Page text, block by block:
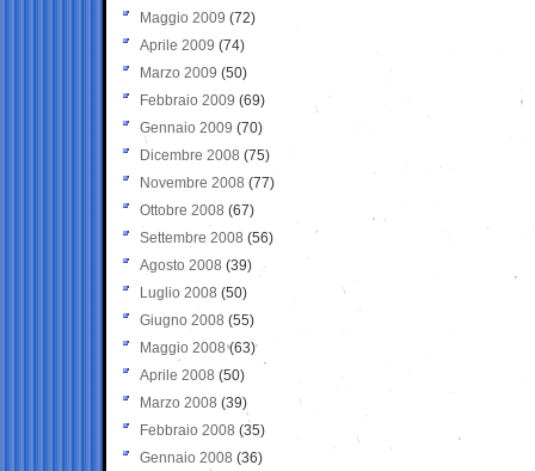
Maggio 2009 (72)
Aprile 2009 (74)
Marzo 2009 (50)
Febbraio 2009 (69)
Gennaio 2009 (70)
Dicembre 2008 (75)
Novembre 2008 (77)
Ottobre 2008 (67)
Settembre 2008 (56)
Agosto 2008 (39)
Luglio 2008 (50)
Giugno 2008 (55)
Maggio 2008(63)
Aprile 2008 (50)
Marzo 2008 (39)
Febbraio 2008 (35)
Gennaio 2008 (36)